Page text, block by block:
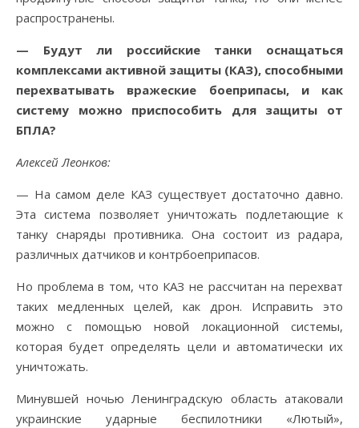
распространены.
— Будут ли российские танки оснащаться
комплексами активной защиты (КАЗ), способными
перехватывать вражеские боеприпасы, и как
систему можно приспособить для защиты от
БПЛА?
Алексей Леонков:
— На самом деле КАЗ существует достаточно давно.
Эта система позволяет уничтожать подлетающие к
танку снаряды противника. Она состоит из радара,
различных датчиков и контрбоеприпасов.
Но проблема в том, что КАЗ не рассчитан на перехват
таких медленных целей, как дрон. Исправить это
можно с помощью новой локационной системы,
которая будет определять цели и автоматически их
уничтожать.
Минувшей ночью Ленинградскую область атаковали
украинские ударные беспилотники «Лютый»,